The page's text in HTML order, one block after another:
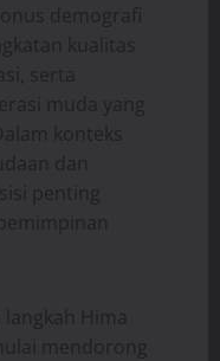
demografi
kualitas
serta
muda yang
konteks
dan
penting
Hima
mendorong